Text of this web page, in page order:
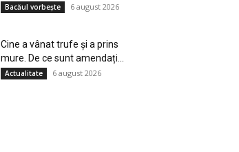
Bacăul vorbește 6 august 2026
Cine a vânat trufe și a prins
mure. De ce sunt amendați...
Actualitate 6 august 2026